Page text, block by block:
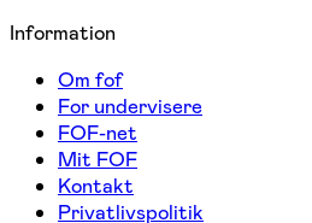
Information
Om fof
For undervisere
FOF-net
Mit FOF
Kontakt
Privatlivspolitik